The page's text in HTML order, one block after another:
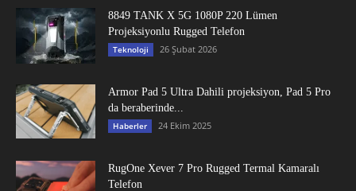
8849 TANK X 5G 1080P 220 Lümen
Projeksiyonlu Rugged Telefon
Teknoloji 26 Şubat 2026
Armor Pad 5 Ultra Dahili projeksiyon, Pad 5 Pro
da beraberinde...
Haberler 24 Ekim 2025
RugOne Xever 7 Pro Rugged Termal Kamaralı
Telefon